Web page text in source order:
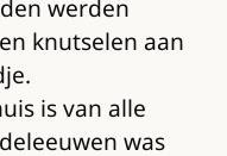
werden
knutselen aan
is van alle
was